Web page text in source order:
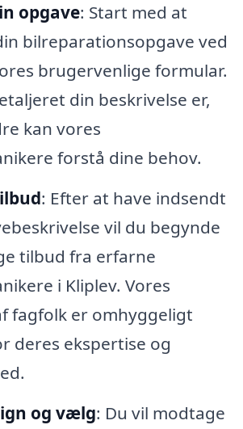
opgave: Start med at
bilreparationsopgave ved
brugervenlige formular.
din beskrivelse er,
kan vores
forstå dine behov.
: Efter at have indsendt
vil du begynde
tilbud fra erfarne
i Kliplev. Vores
fagfolk er omhyggeligt
deres ekspertise og
og vælg: Du vil modtage